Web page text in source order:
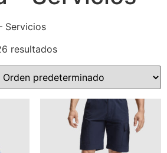
Servicios
resultados